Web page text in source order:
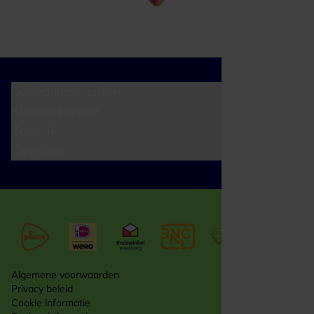
Algemene voorwaarden
Privacy beleid
Cookie informatie